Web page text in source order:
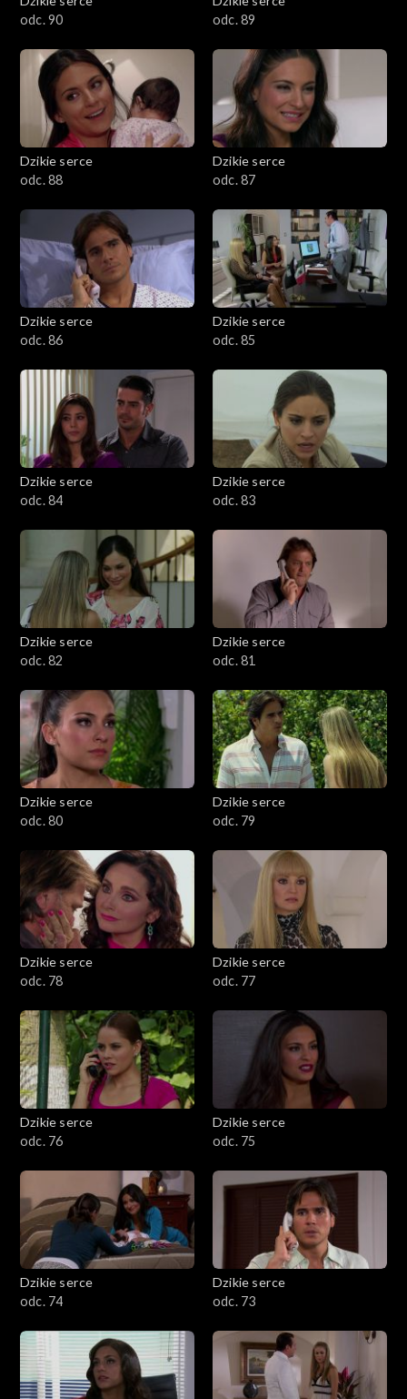
odc. 90
odc. 89
Dzikie serce
odc. 88
Dzikie serce
odc. 87
Dzikie serce
odc. 86
Dzikie serce
odc. 85
Dzikie serce
odc. 84
Dzikie serce
odc. 83
Dzikie serce
odc. 82
Dzikie serce
odc. 81
Dzikie serce
odc. 80
Dzikie serce
odc. 79
Dzikie serce
odc. 78
Dzikie serce
odc. 77
Dzikie serce
odc. 76
Dzikie serce
odc. 75
Dzikie serce
odc. 74
Dzikie serce
odc. 73